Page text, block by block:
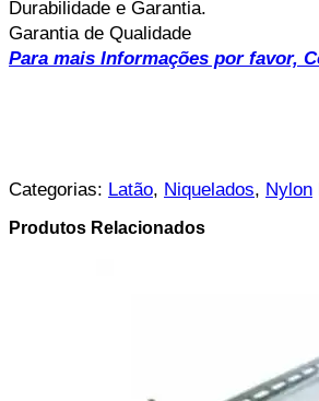
Durabilidade e Garantia.
Garantia de Qualidade
Para mais Informações por favor,
Categorias: Latão, Niquelados, Nylon
Produtos Relacionados